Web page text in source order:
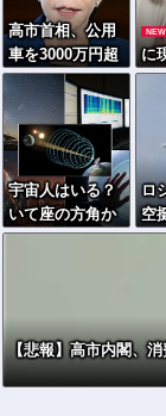
高市首相、公用
車を3000万円超
の新型センチュ
リーSUVに変更
ｗｗｗｗｗｗｗ
NEW
に
男
で
ｗ
宇宙人はいる？
いて座の方角か
ら72秒間捉えた
ロ
空
う
【悲報】高市内閣、